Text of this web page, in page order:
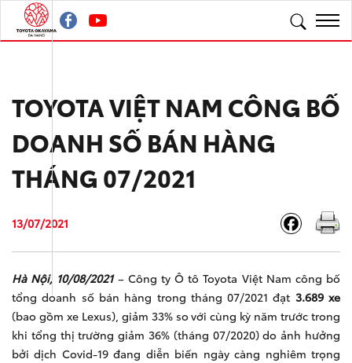
TOYOTA VIỆT NAM CÔNG BỐ
DOANH SỐ BÁN HÀNG
THÁNG 07/2021
13/07/2021
Hà Nội, 10/08/2021– Công ty Ô tô Toyota Việt Nam công bố
tổng doanh số bán hàng trong tháng 07/2021 đạt 3.689xe
(bao gồm xe Lexus), giảm 33% so với cùng kỳ năm trước trong
khi tổng thị trường giảm 36% (tháng 07/2020) do ảnh hưởng
bởi dịch Covid-19 đang diễn biến ngày càng nghiêm trọng